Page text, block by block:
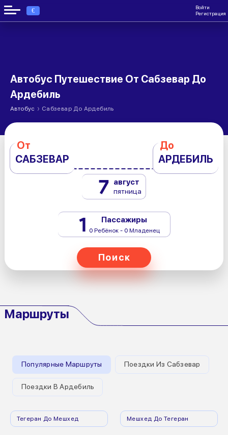
€
Войти
Регистрация
Автобус Путешествие От Сабзевар До
Ардебиль
Автобус › Сабзевар До Ардебиль
От
САБЗЕВАР
До
АРДЕБИЛЬ
7 август
пятница
1 Пассажиры
0 Ребёнок - 0 Младенец
Поиск
Маршруты
Популярные Маршруты Поездки Из Сабзевар
Поездки В Ардебиль
Тегеран До Мешхед Мешхед До Тегеран